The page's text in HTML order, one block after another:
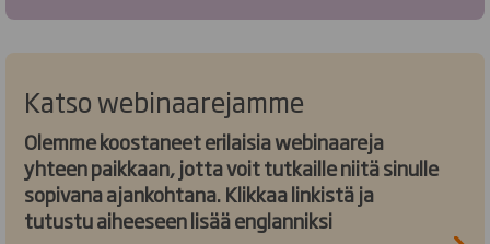
Katso webinaarejamme
Olemme koostaneet erilaisia webinaareja
yhteen paikkaan, jotta voit tutkaille niitä sinulle
sopivana ajankohtana. Klikkaa linkistä ja
tutustu aiheeseen lisää englanniksi